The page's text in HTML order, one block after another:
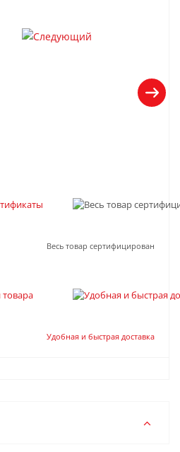
Весь товар сертифицирован
Удобная и быстрая доставка